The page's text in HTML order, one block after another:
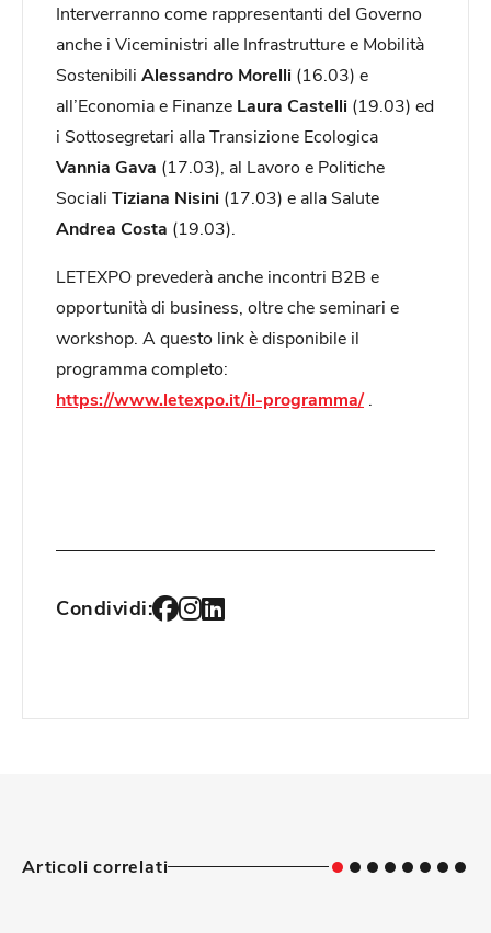
Interverranno come rappresentanti del Governo
anche i Viceministri alle Infrastrutture e Mobilità
Sostenibili Alessandro Morelli (16.03) e
all’Economia e Finanze Laura Castelli (19.03) ed
i Sottosegretari alla Transizione Ecologica
Vannia Gava (17.03), al Lavoro e Politiche
Sociali Tiziana Nisini (17.03) e alla Salute
Andrea Costa (19.03).
LETEXPO prevederà anche incontri B2B e
opportunità di business, oltre che seminari e
workshop. A questo link è disponibile il
programma completo:
https://www.letexpo.it/il-programma/.
Condividi:
Articoli correlati